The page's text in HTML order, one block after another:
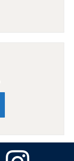
instagram